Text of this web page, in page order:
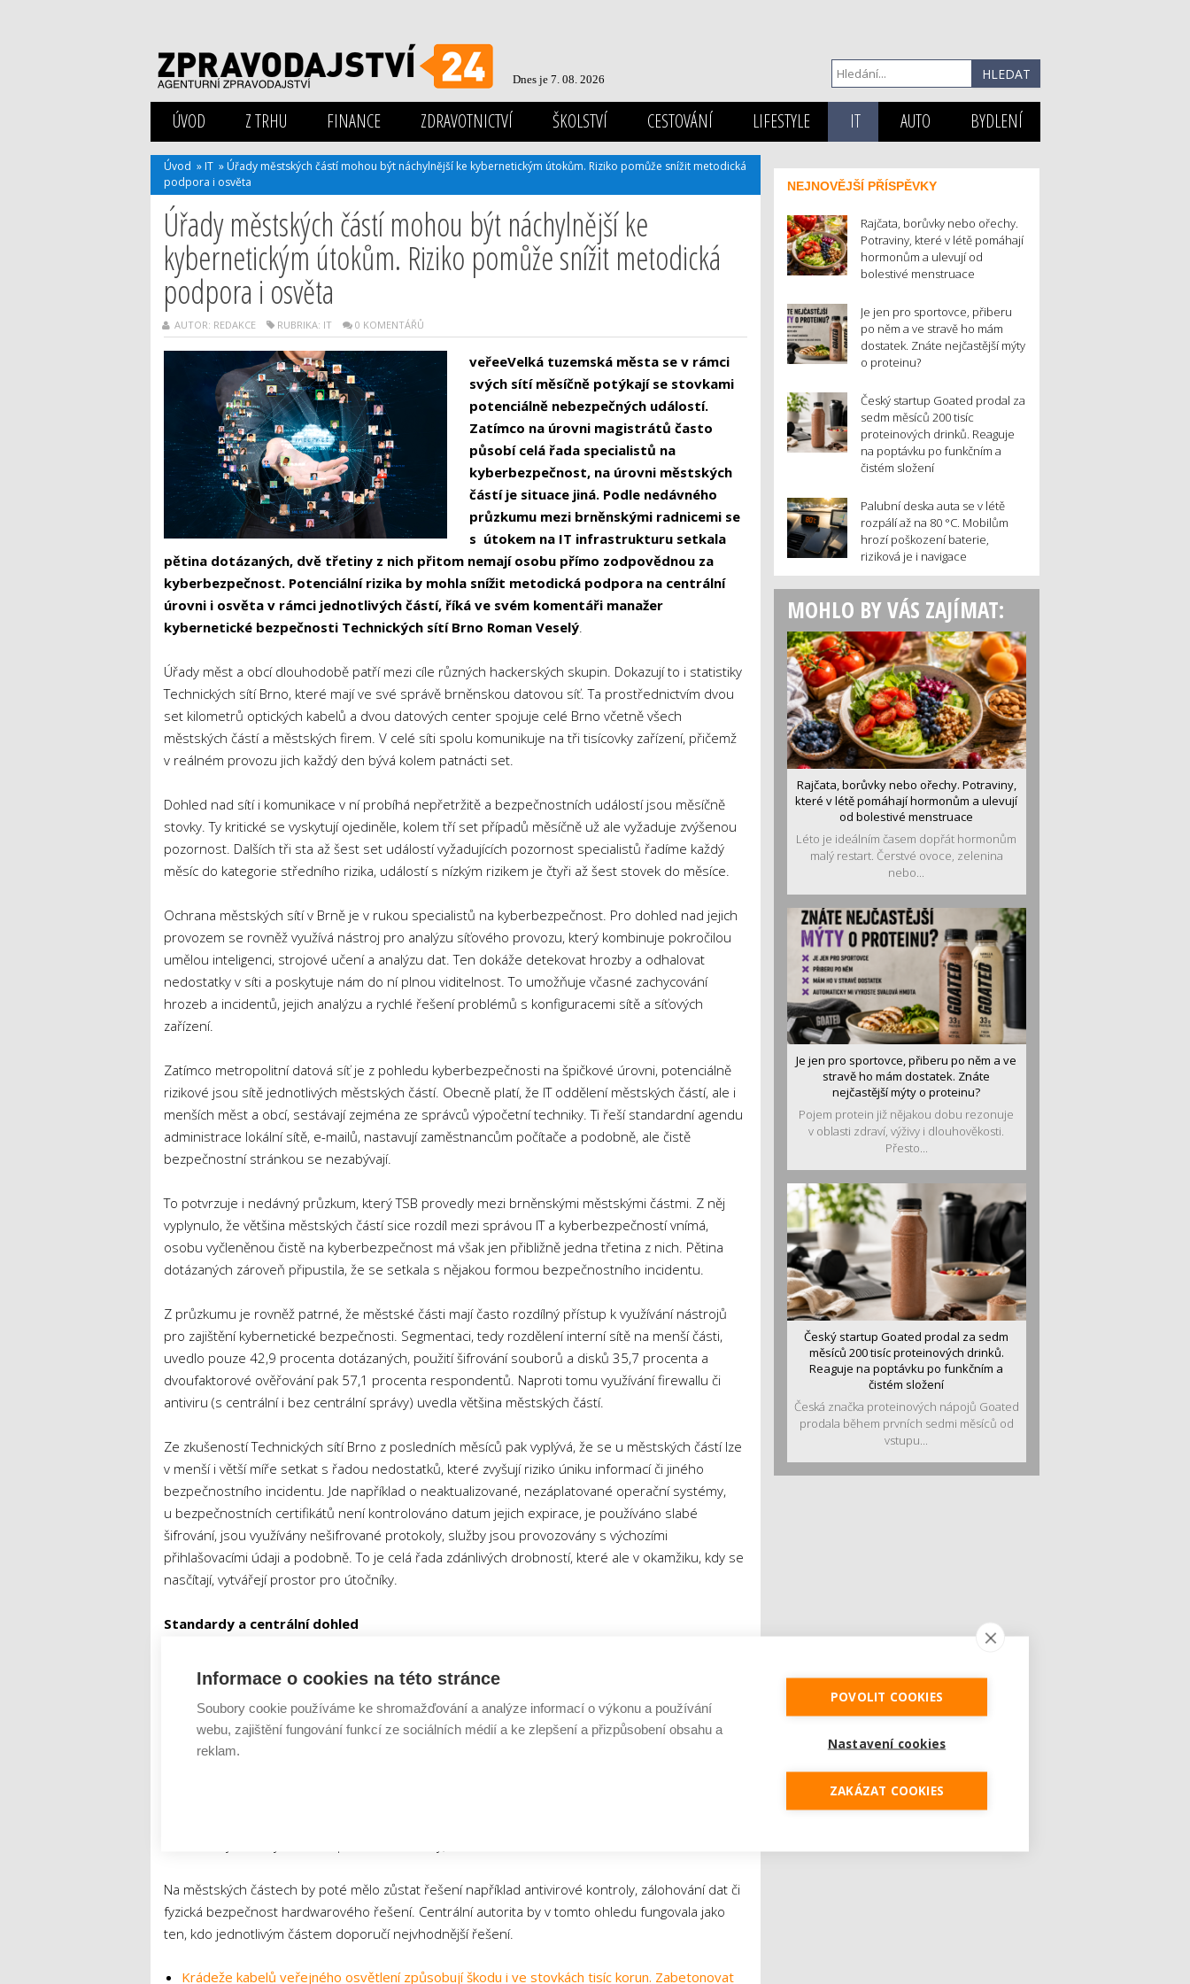
Dnes je 7. 08. 2026
ÚVOD Z TRHU FINANCE ZDRAVOTNICTVÍ ŠKOLSTVÍ CESTOVÁNÍ LIFESTYLE IT AUTO BYDLENÍ
Úvod » IT » Úřady městských částí mohou být náchylnější ke kybernetickým útokům. Riziko pomůže snížit metodická
podpora i osvěta
Úřady městských částí mohou být náchylnější ke
kybernetickým útokům. Riziko pomůže snížit metodická
podpora i osvěta
AUTOR: REDAKCE RUBRIKA: IT 0 KOMENTÁŘŮ
veřeeVelká tuzemská města se v rámci
svých sítí měsíčně potýkají se stovkami
potenciálně nebezpečných událostí.
Zatímco na úrovni magistrátů často
působí celá řada specialistů na
kyberbezpečnost, na úrovni městských
částí je situace jiná. Podle nedávného
průzkumu mezi brněnskými radnicemi se
s útokem na IT infrastrukturu setkala
pětina dotázaných, dvě třetiny z nich přitom nemají osobu přímo zodpovědnou za
kyberbezpečnost. Potenciální rizika by mohla snížit metodická podpora na centrální
úrovni i osvěta v rámci jednotlivých částí, říká ve svém komentáři manažer
kybernetické bezpečnosti Technických sítí Brno Roman Veselý.
Úřady měst a obcí dlouhodobě patří mezi cíle různých hackerských skupin. Dokazují to i statistiky
Technických sítí Brno, které mají ve své správě brněnskou datovou síť. Ta prostřednictvím dvou
set kilometrů optických kabelů a dvou datových center spojuje celé Brno včetně všech
městských částí a městských firem. V celé síti spolu komunikuje na tři tisícovky zařízení, přičemž
v reálném provozu jich každý den bývá kolem patnácti set.
Dohled nad sítí i komunikace v ní probíhá nepřetržitě a bezpečnostních událostí jsou měsíčně
stovky. Ty kritické se vyskytují ojediněle, kolem tří set případů měsíčně už ale vyžaduje zvýšenou
pozornost. Dalších tři sta až šest set událostí vyžadujících pozornost specialistů řadíme každý
měsíc do kategorie středního rizika, událostí s nízkým rizikem je čtyři až šest stovek do měsíce.
Ochrana městských sítí v Brně je v rukou specialistů na kyberbezpečnost. Pro dohled nad jejich
provozem se rovněž využívá nástroj pro analýzu síťového provozu, který kombinuje pokročilou
umělou inteligenci, strojové učení a analýzu dat. Ten dokáže detekovat hrozby a odhalovat
nedostatky v síti a poskytuje nám do ní plnou viditelnost. To umožňuje včasné zachycování
hrozeb a incidentů, jejich analýzu a rychlé řešení problémů s konfiguracemi sítě a síťových
zařízení.
Zatímco metropolitní datová síť je z pohledu kyberbezpečnosti na špičkové úrovni, potenciálně
rizikové jsou sítě jednotlivých městských částí. Obecně platí, že IT oddělení městských částí, ale i
menších měst a obcí, sestávají zejména ze správců výpočetní techniky. Ti řeší standardní agendu
administrace lokální sítě, e-mailů, nastavují zaměstnancům počítače a podobně, ale čistě
bezpečnostní stránkou se nezabývají.
To potvrzuje i nedávný průzkum, který TSB provedly mezi brněnskými městskými částmi. Z něj
vyplynulo, že většina městských částí sice rozdíl mezi správou IT a kyberbezpečností vnímá,
osobu vyčleněnou čistě na kyberbezpečnost má však jen přibližně jedna třetina z nich. Pětina
dotázaných zároveň připustila, že se setkala s nějakou formou bezpečnostního incidentu.
Z průzkumu je rovněž patrné, že městské části mají často rozdílný přístup k využívání nástrojů
pro zajištění kybernetické bezpečnosti. Segmentaci, tedy rozdělení interní sítě na menší části,
uvedlo pouze 42,9 procenta dotázaných, použití šifrování souborů a disků 35,7 procenta a
dvoufaktorové ověřování pak 57,1 procenta respondentů. Naproti tomu využívání firewallu či
antiviru (s centrální i bez centrální správy) uvedla většina městských částí.
Ze zkušeností Technických sítí Brno z posledních měsíců pak vyplývá, že se u městských částí lze
v menší i větší míře setkat s řadou nedostatků, které zvyšují riziko úniku informací či jiného
bezpečnostního incidentu. Jde například o neaktualizované, nezáplatované operační systémy,
u bezpečnostních certifikátů není kontrolováno datum jejich expirace, je používáno slabé
šifrování, jsou využívány nešifrované protokoly, služby jsou provozovány s výchozími
přihlašovacími údaji a podobně. To je celá řada zdánlivých drobností, které ale v okamžiku, kdy se
nasčítají, vytvářejí prostor pro útočníky.
Standardy a centrální dohled
Řešení stávajícího stavu není vůbec jednoduché. Část kybernetické bezpečnosti lze řešit
centrálně, ale zbytek bude vždy v kompetenci jednotlivých městských částí. Důvodem je zejména
nyní značně hybridní prostředí, jehož částečná konsolidace je sice postupně možná, avšak jde o
opravdu dlouhý časový horizont.
Na městských částech by poté mělo zůstat řešení například antivirové kontroly, zálohování dat či
fyzická bezpečnost hardwarového řešení. Centrální autorita by v tomto ohledu fungovala jako
ten, kdo jednotlivým částem doporučí nejvhodnější řešení.
Krádeže kabelů veřejného osvětlení způsobují škodu i ve stovkách tisíc korun. Zabetonovat
NEJNOVĚJŠÍ PŘÍSPĚVKY
Rajčata, borůvky nebo ořechy.
Potraviny, které v létě pomáhají
hormonům a ulevují od
bolestivé menstruace
Je jen pro sportovce, přiberu
po něm a ve stravě ho mám
dostatek. Znáte nejčastější mýty
o proteinu?
Český startup Goated prodal za
sedm měsíců 200 tisíc
proteinových drinků. Reaguje
na poptávku po funkčním a
čistém složení
Palubní deska auta se v létě
rozpálí až na 80 °C. Mobilům
hrozí poškození baterie,
riziková je i navigace
MOHLO BY VÁS ZAJÍMAT:
Rajčata, borůvky nebo ořechy. Potraviny,
které v létě pomáhají hormonům a ulevují
od bolestivé menstruace
Léto je ideálním časem dopřát hormonům
malý restart. Čerstvé ovoce, zelenina
nebo...
Je jen pro sportovce, přiberu po něm a ve
stravě ho mám dostatek. Znáte
nejčastější mýty o proteinu?
Pojem protein již nějakou dobu rezonuje
v oblasti zdraví, výživy i dlouhověkosti.
Přesto...
Český startup Goated prodal za sedm
měsíců 200 tisíc proteinových drinků.
Reaguje na poptávku po funkčním a
čistém složení
Česká značka proteinových nápojů Goated
prodala během prvních sedmi měsíců od
vstupu...
Informace o cookies na této stránce
Soubory cookie používáme ke shromažďování a analýze informací o výkonu a používání
webu, zajištění fungování funkcí ze sociálních médií a ke zlepšení a přizpůsobení obsahu a
reklam.
POVOLIT COOKIES
Nastavení cookies
ZAKÁZAT COOKIES